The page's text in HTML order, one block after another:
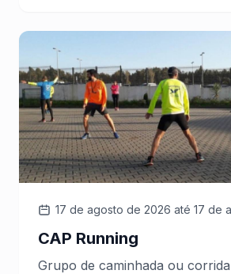
17 de agosto de 2026 até 17 de
CAP Running
Grupo de caminhada ou corrida